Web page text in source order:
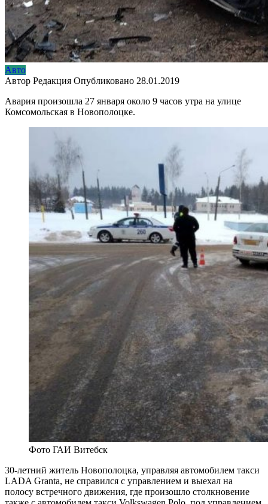
Авто
Автор Редакция Опубликовано 28.01.2019
Авария произошла 27 января около 9 часов утра на улице
Комсомольская в Новополоцке.
Фото ГАИ Витебск
30-летний житель Новополоцка, управляя автомобилем такси
LADA Granta, не справился с управлением и выехал на
полосу встречного движения, где произошло столкновение